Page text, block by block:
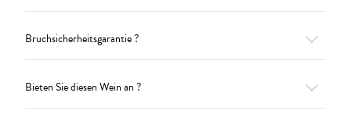
Bruchsicherheitsgarantie ?
Bieten Sie diesen Wein an ?